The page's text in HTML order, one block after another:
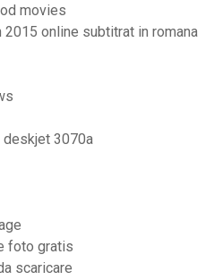
movies
online subtitrat in romana
deskjet 3070a
foto gratis
scaricare